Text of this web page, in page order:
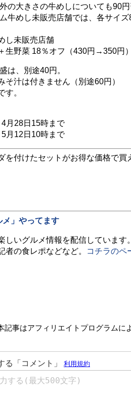
大きさの牛めしについても90円
めし未販売店舗では、各サイズ
し未販売店舗
生野菜 18％オフ（430円→350円）
、別途40円。
汁は付きません（別途60円）
す。
月28日15時まで
月12日10時まで
付けたセットがお得な価格で買
」やってます
いグルメ情報を配信しています
者の食レポなどなど。
コチラのペ
記事はアフィリエイトプログラムに